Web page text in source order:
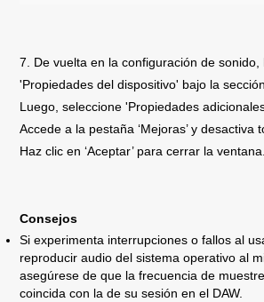
7. De vuelta en la configuración de sonido,
'Propiedades del dispositivo' bajo la
Luego, seleccione 'Propiedades
Accede a la pestaña ‘Mejoras’ y desactiva
Haz clic en ‘Aceptar’ para cerrar la ventana.
Consejos
Si experimenta interrupciones o fallos al
reproducir audio del sistema operativo al
asegúrese de que la frecuencia de
coincida con la de su sesión en el DAW.